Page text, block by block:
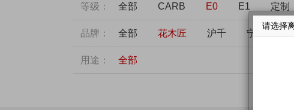
等级： 全部 CARB E0 E1 定制
品牌： 全部 花木匠 沪千 宁丰
用途： 全部
请选择